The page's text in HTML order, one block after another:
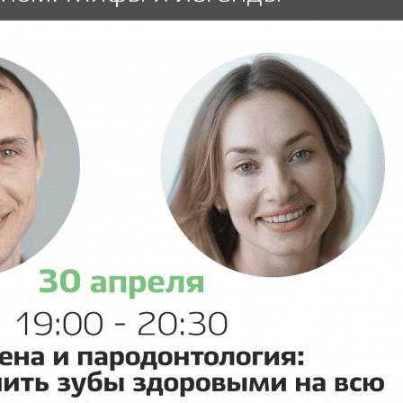
ортодонтия
детей под
детей под
детского зуба
зубов особенным
уздечки
Виниры
Мостовидный протез
Съемное протезирование
зубов
Лечение ВНЧС
Пародонтология
Консервативная
пародонтология
Хирургическая
Удаление
Удаление
Удаление
Лечение
(флюса)
Лечение
Клиника на пл. Карла
Маркса, 1